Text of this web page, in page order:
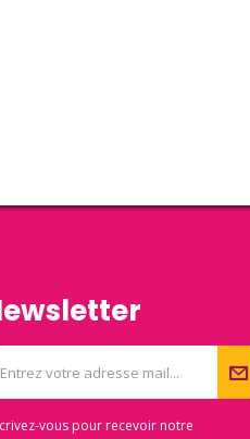
vous pour recevoir notre